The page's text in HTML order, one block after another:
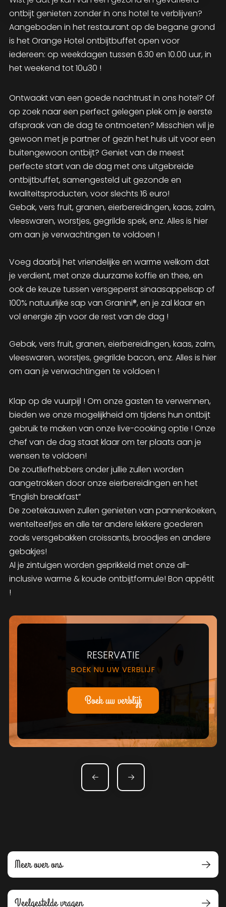
ontbijt genieten zonder in ons hotel te verblijven?
Aangeboden in het restaurant op de begane grond
is het Orange Hotel ontbijtbuffet open voor
iedereen: op weekdagen tussen 6.30 en 10.00 uur, in
het weekend tot 10u30 !
Ontwaakt van een goede nachtrust in ons hotel? Of
op zoek naar een perfect gelegen plek om je eerste
afspraak van de dag te ontmoeten? Misschien wil je
gewoon met je partner of gezin het huis uit voor een
buitengewoon ontbijt? Geniet van de meest
perfecte start van de dag met ons uitgebreide
ontbijtbuffet, samengesteld uit gezonde en
kwaliteitsproducten, voor slechts 16 euro!
Gebak, vers fruit, granen, eierbereidingen, kaas, zalm,
vleeswaren, worstjes, gegrilde spek, enz. Alles is hier
om aan je verwachtingen te voldoen !
Voeg daarbij het vriendelijke en warme welkom dat
je verdient, met onze duurzame koffie en thee, en
ook de keuze tussen versgeperst sinaasappelsap of
100% natuurlijke sap van Granini®, en je zal klaar en
vol energie zijn voor de rest van de dag !
Gebak, vers fruit, granen, eierbereidingen, kaas, zalm,
vleeswaren, worstjes, gegrilde bacon, enz. Alles is hier
om aan je verwachtingen te voldoen !
Klap op de vuurpijl ! Om onze gasten te verwennen,
bieden we onze mogelijkheid om tijdens hun ontbijt
gebruik te maken van onze live-cooking optie ! Onze
chef van de dag staat klaar om ter plaats aan je
wensen te voldoen!
De zoutliefhebbers onder jullie zullen worden
aangetrokken door onze eierbereidingen en het
“English breakfast”
De zoetekauwen zullen genieten van pannenkoeken,
wentelteefjes en alle ter andere lekkere goederen
zoals versgebakken croissants, broodjes en andere
gebakjes!
Al je zintuigen worden geprikkeld met onze all-
inclusive warme & koude ontbijtformule! Bon appétit
!
RESERVATIE
BOEK NU UW VERBLIJF
Boek uw verblijf
BERICHT NAVIGATIE
Meer over ons
Veelgestelde vragen